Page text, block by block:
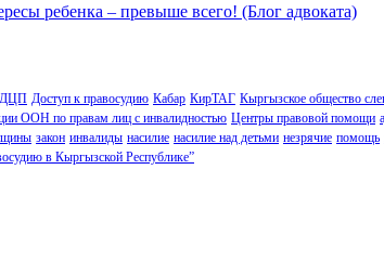
ребенка – превыше всего! (Блог адвоката)
ДЦП Доступ к правосудию Кабар КирТАГ Кыргызское общество
ООН по правам лиц с инвалидностью Центры правовой помощи
закон инвалиды насилие насилие над детьми незрячие помощь
в Кыргызской Республике”